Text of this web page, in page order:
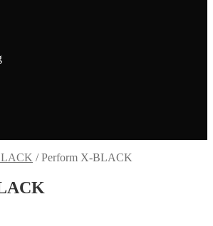
/Perform X-BLACK